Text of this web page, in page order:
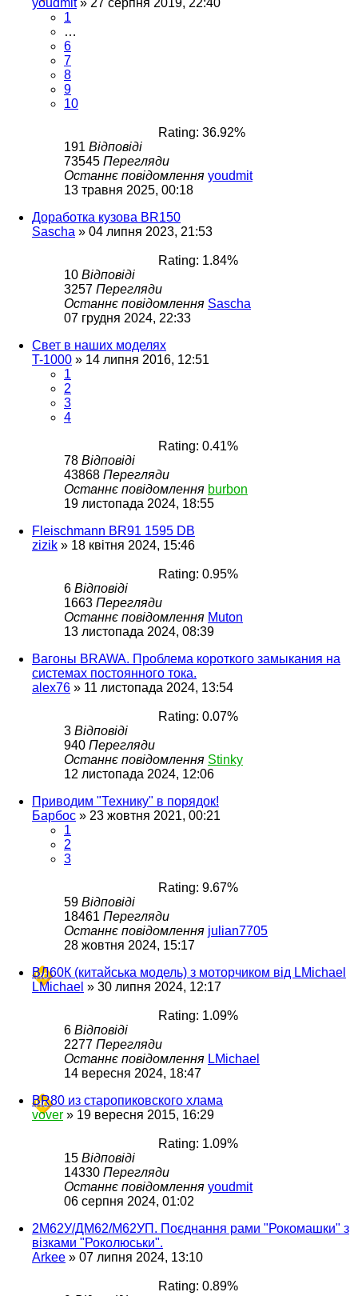
1
…
6
7
8
9
10
Rating: 36.92%
191 Відповіді
73545 Перегляди
Останнє повідомлення youdmit
13 травня 2025, 00:18
Доработка кузова BR150
Sascha » 04 липня 2023, 21:53
Rating: 1.84%
10 Відповіді
3257 Перегляди
Останнє повідомлення Sascha
07 грудня 2024, 22:33
Свет в наших моделях
T-1000 » 14 липня 2016, 12:51
1
2
3
4
Rating: 0.41%
78 Відповіді
43868 Перегляди
Останнє повідомлення burbon
19 листопада 2024, 18:55
Fleischmann BR91 1595 DB
zizik » 18 квітня 2024, 15:46
Rating: 0.95%
6 Відповіді
1663 Перегляди
Останнє повідомлення Muton
13 листопада 2024, 08:39
Вагоны BRAWA. Проблема короткого замыкания на
системах постоянного тока.
alex76 » 11 листопада 2024, 13:54
Rating: 0.07%
3 Відповіді
940 Перегляди
Останнє повідомлення Stinky
12 листопада 2024, 12:06
Приводим "Технику" в порядок!
Барбос » 23 жовтня 2021, 00:21
1
2
3
Rating: 9.67%
59 Відповіді
18461 Перегляди
Останнє повідомлення julian7705
28 жовтня 2024, 15:17
ВЛ60К (китайська модель) з моторчиком від LMichael
LMichael » 30 липня 2024, 12:17
Rating: 1.09%
6 Відповіді
2277 Перегляди
Останнє повідомлення LMichael
14 вересня 2024, 18:47
BR80 из старопиковского хлама
vover » 19 вересня 2015, 16:29
Rating: 1.09%
15 Відповіді
14330 Перегляди
Останнє повідомлення youdmit
06 серпня 2024, 01:02
2М62У/ДМ62/М62УП. Поєднання рами "Рокомашки" з
візками "Роколюськи".
Arkee » 07 липня 2024, 13:10
Rating: 0.89%